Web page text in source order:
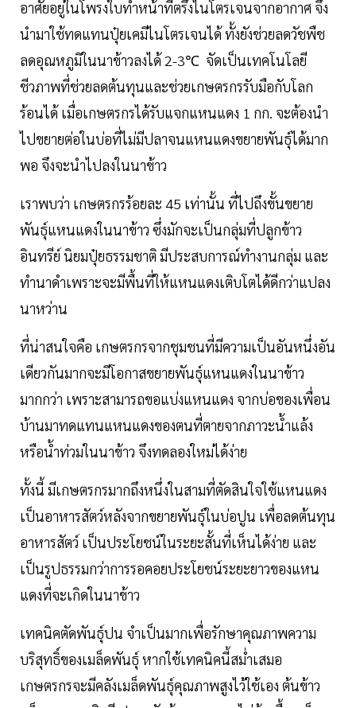
อาศัยอยู่ในโพรงใบทำหน้าที่ตรึงไนโตรเจนจากอากาศ จึง
นำมาใช้ทดแทนปุ๋ยเคมีไนโตรเจนได้ ทั้งยังช่วยลดวัชพืช
ลดอุณหภูมิในนาข้าวลงได้ 2-3℃ จัดเป็นเทคโนโลยี
ชีวภาพที่ช่วยลดต้นทุนและช่วยเกษตรกรรับมือกับโลก
ร้อนได้ เมื่อเกษตรกรได้รับแจกแหนแดง 1 กก. จะต้องนำ
ไปขยายต่อในบ่อที่ไม่มีปลาจนแหนแดงขยายพันธุ์ได้มาก
พอ จึงจะนำไปลงในนาข้าว
เราพบว่า เกษตรกรร้อยละ 45 เท่านั้น ที่ไปถึงขั้นขยาย
พันธุ์แหนแดงในนาข้าว ซึ่งมักจะเป็นกลุ่มที่ปลูกข้าว
อินทรีย์ นิยมปุ๋ยธรรมชาติ มีประสบการณ์ทำงานกลุ่ม และ
ทำนาดำเพราะจะมีพื้นที่ให้แหนแดงเติบโตได้ดีกว่าแปลง
นาหว่าน
ที่น่าสนใจคือ เกษตรกรจากชุมชนที่มีความเป็นอันหนึ่งอัน
เดียวกันมากจะมีโอกาสขยายพันธุ์แหนแดงในนาข้าว
มากกว่า เพราะสามารถขอแบ่งแหนแดง จากบ่อของเพื่อน
บ้านมาทดแทนแหนแดงของตนที่ตายจากภาวะน้ำแล้ง
หรือน้ำท่วมในนาข้าว จึงทดลองใหม่ได้ง่าย
ทั้งนี้ มีเกษตรกรมากถึงหนึ่งในสามที่ตัดสินใจใช้แหนแดง
เป็นอาหารสัตว์หลังจากขยายพันธุ์ในบ่อปูน เพื่อลดต้นทุน
อาหารสัตว์ เป็นประโยชน์ในระยะสั้นที่เห็นได้ง่าย และ
เป็นรูปธรรมกว่าการรอคอยประโยชน์ระยะยาวของแหน
แดงที่จะเกิดในนาข้าว
เทคนิคตัดพันธุ์ปน จำเป็นมากเพื่อรักษาคุณภาพความ
บริสุทธิ์ของเมล็ดพันธุ์ หากใช้เทคนิคนี้สม่ำเสมอ
เกษตรกรจะมีคลังเมล็ดพันธุ์คุณภาพสูงไว้ใช้เอง ต้นข้าว